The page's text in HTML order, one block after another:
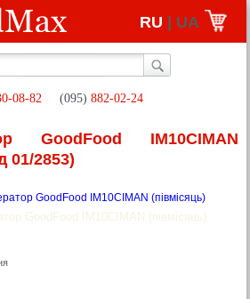
RU | UA
08-82 (095) 882-02-24
GoodFood IM10CIMAN
01/2853)
GoodFood IM10CIMAN (півмісяць)